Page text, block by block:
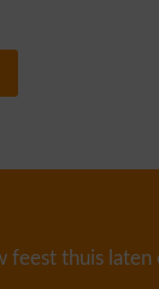
thuis